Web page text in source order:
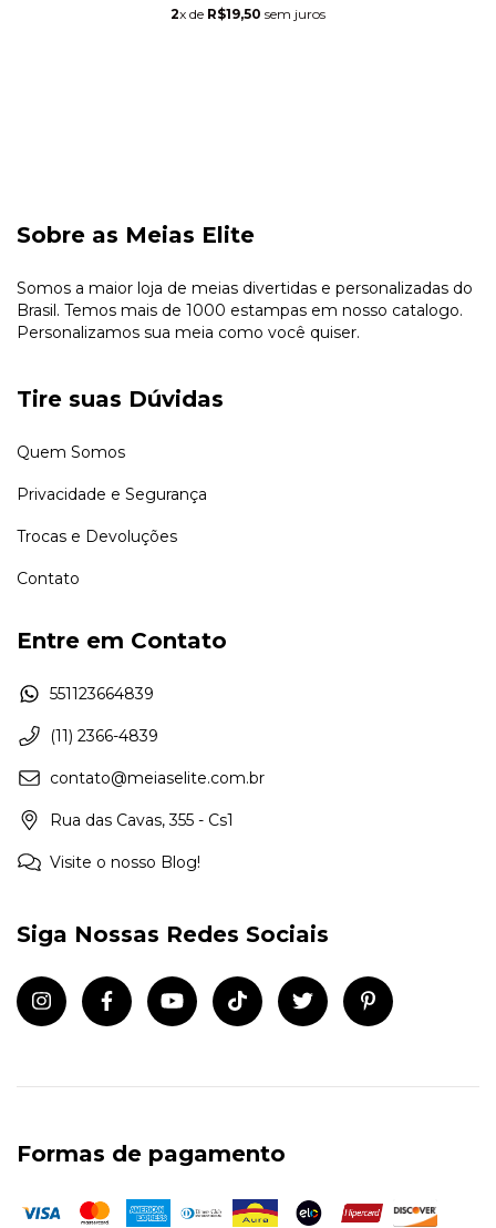
2x de R$19,50 sem juros
Sobre as Meias Elite
Somos a maior loja de meias divertidas e personalizadas do
Brasil. Temos mais de 1000 estampas em nosso catalogo.
Personalizamos sua meia como você quiser.
Tire suas Dúvidas
Quem Somos
Privacidade e Segurança
Trocas e Devoluções
Contato
Entre em Contato
551123664839
(11) 2366-4839
contato@meiaselite.com.br
Rua das Cavas, 355 - Cs1
Visite o nosso Blog!
Siga Nossas Redes Sociais
Formas de pagamento